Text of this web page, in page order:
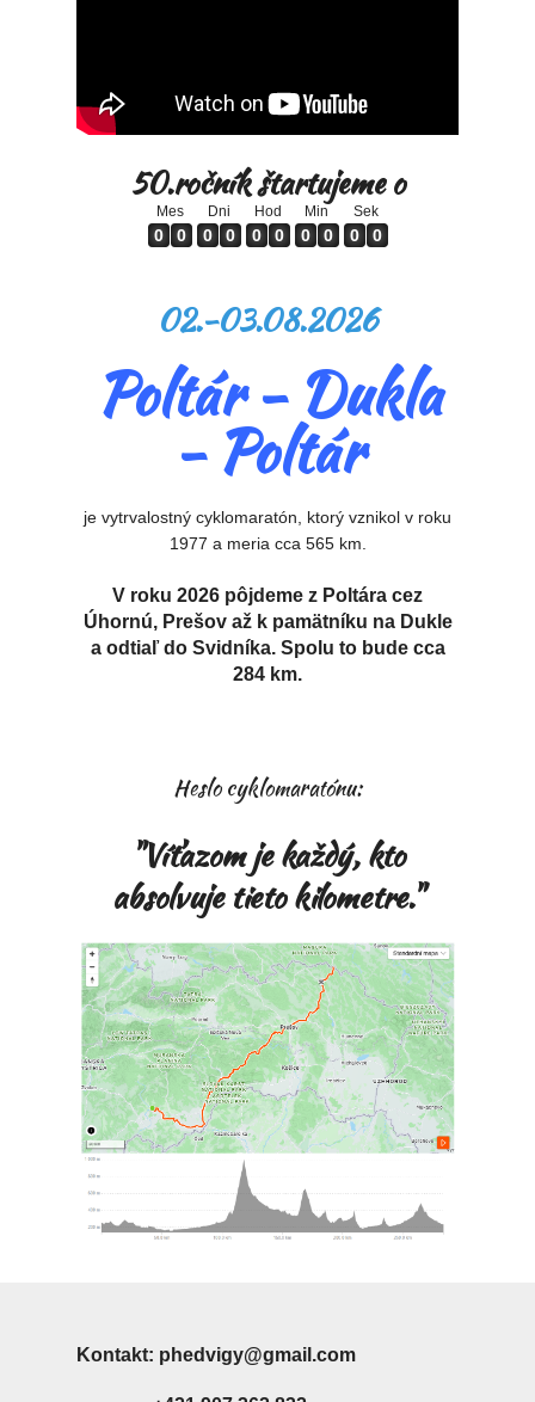
50.ročník štartujeme o
Mes
0
0
Dni
0
0
Hod
0
0
Min
0
0
Sek
0
0
02.-03.08.2026
Poltár - Dukla
- Poltár
je vytrvalostný cyklomaratón, ktorý vznikol v roku
1977 a meria cca 565 km.
V roku 2026 pôjdeme z Poltára cez
Úhornú, Prešov až k pamätníku na Dukle
a odtiaľ do Svidníka. Spolu to bude cca
284 km.
Heslo cyklomaratónu:
"Víťazom je každý, kto
absolvuje tieto kilometre."
Kontakt: phedvigy@gmail.com